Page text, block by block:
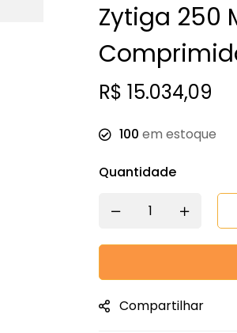
Zytiga 250
R$ 15.034,09
100 em estoque
Quantidade
Compartilhar